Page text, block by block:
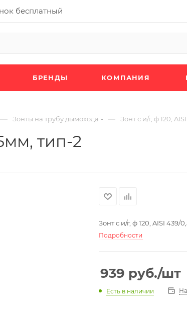
бесплатный
БРЕНДЫ КОМПАНИЯ
— Зонты на трубу дымохода — Зонт с и/г, ф 120,
тип-2
Зонт с и/г, ф 120, AISI 439/
Подробности
939 руб./шт
Есть в наличии